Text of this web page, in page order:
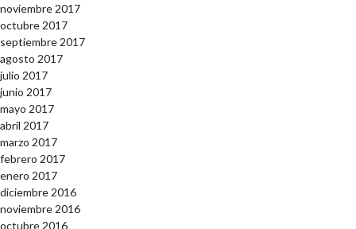
noviembre 2017
octubre 2017
septiembre 2017
agosto 2017
julio 2017
junio 2017
mayo 2017
abril 2017
marzo 2017
febrero 2017
enero 2017
diciembre 2016
noviembre 2016
octubre 2016